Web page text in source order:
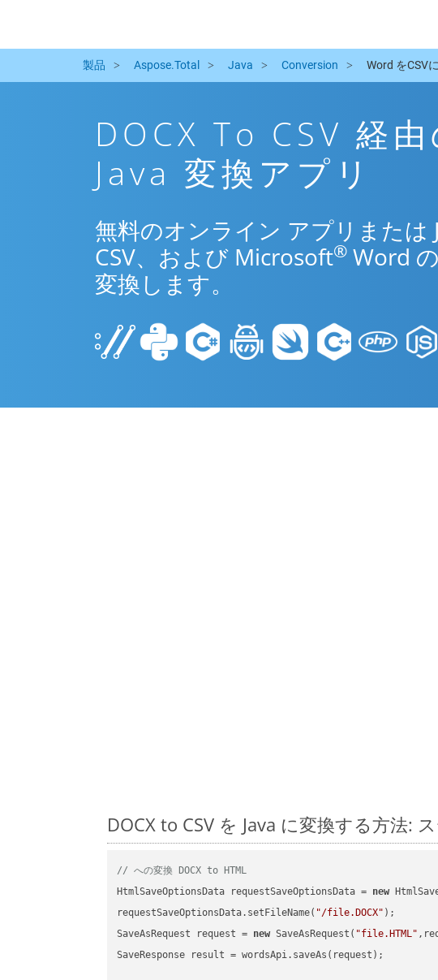
製品 Aspose.Total Java Conversion Word をCSV
DOCX To CSV 経
Java 変換アプリ
無料のオンライン アプリまたは
CSV、および Microsoft® Word
変換します。
DOCX to CSV を Java に変換する方法:
// への変換 DOCX to HTML
HtmlSaveOptionsData requestSaveOptionsData = new
requestSaveOptionsData.setFileName( "/file.DOCX" );
SaveAsRequest request = new SaveAsRequest( "file.HTML"
SaveResponse result = wordsApi.saveAs(request);